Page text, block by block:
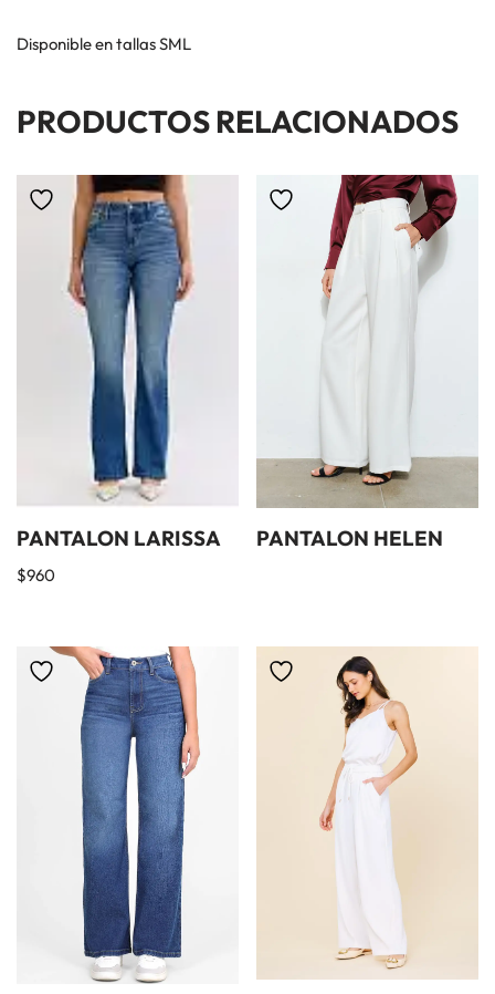
Disponible en tallas SML
PRODUCTOS RELACIONADOS
PANTALON LARISSA
$960
PANTALON HELEN